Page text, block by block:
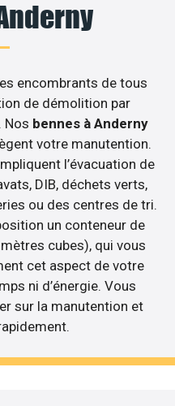
encombrants de tous
de démolition par
Nos bennes à Anderny
votre manutention.
l’évacuation de
DIB, déchets verts,
ou des centres de tri.
un conteneur de
cubes), qui vous
cet aspect de votre
ni d’énergie. Vous
sur la manutention et